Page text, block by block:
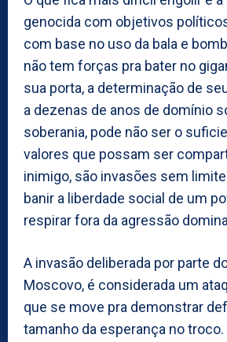
genocida com objetivos
com base no uso da bala e
não tem forças pra bater no
sua porta, a determinação de
a dezenas de anos de domínio
soberania, pode não ser o
valores que possam ser
inimigo, são invasões sem
banir a liberdade social de um
respirar fora da agressão
A invasão deliberada por parte
Moscovo, é considerada um
que se move pra demonstrar
tamanho da esperança no troco.